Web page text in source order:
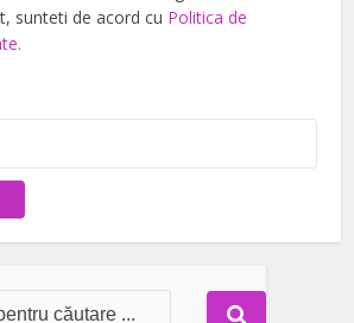
sunteti de acord cu Politica de